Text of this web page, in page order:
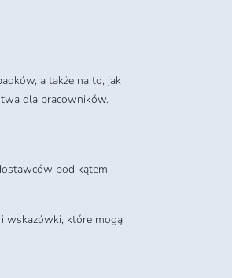
a także na to, jak
dla pracowników.
pod kątem
i wskazówki, które mogą